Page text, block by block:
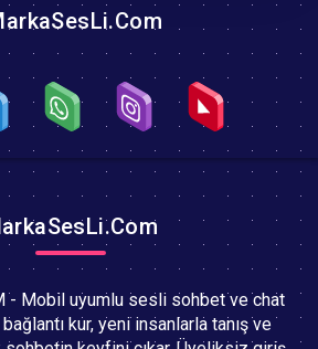
- Mobil uyumlu sesli sohbet ve chat
kur, yeni insanlarla tanış ve